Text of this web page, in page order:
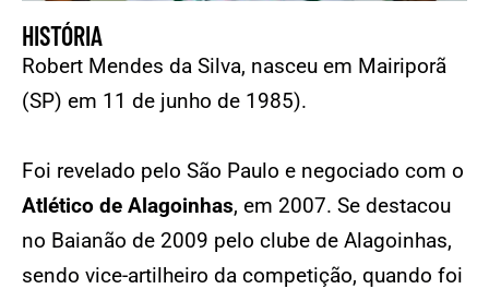
HISTÓRIA
Robert Mendes da Silva, nasceu em Mairiporã
(SP) em 11 de junho de 1985).
Foi revelado pelo São Paulo e negociado com o
Atlético de Alagoinhas, em 2007. Se destacou
no Baianão de 2009 pelo clube de Alagoinhas,
sendo vice-artilheiro da competição, quando foi